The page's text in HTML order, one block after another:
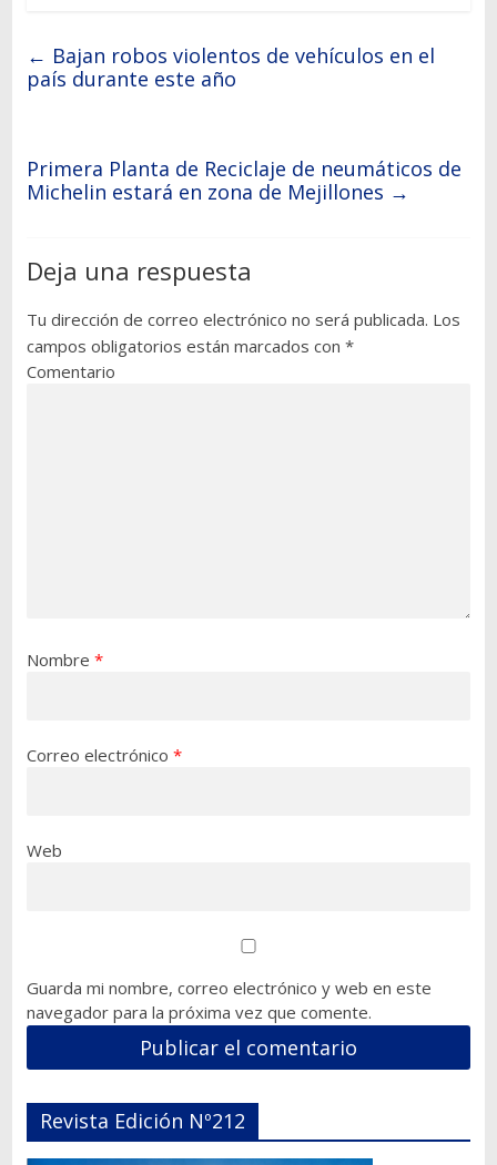
← Bajan robos violentos de vehículos en el
país durante este año
Primera Planta de Reciclaje de neumáticos de
Michelin estará en zona de Mejillones →
Deja una respuesta
Tu dirección de correo electrónico no será publicada. Los
campos obligatorios están marcados con *
Comentario
Nombre *
Correo electrónico *
Web
Guarda mi nombre, correo electrónico y web en este
navegador para la próxima vez que comente.
Revista Edición Nº212